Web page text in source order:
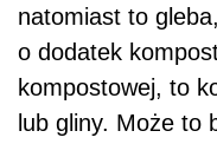
natomiast to
o dodatek
kompostowej, to
lub gliny. Może to